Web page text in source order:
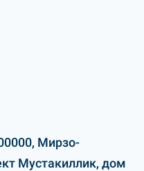
Мирзо-
Мустакиллик, дом